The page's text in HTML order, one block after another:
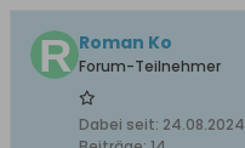
Roman Ko
Forum-Teilnehmer
Dabei seit: 24.08.2024